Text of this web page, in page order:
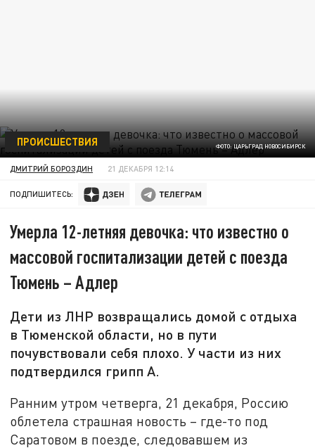
ФОТО: ЦАРЬГРАД НОВОСИБИРСК
ПРОИСШЕСТВИЯ
ДМИТРИЙ БОРОЗДИН 21 ДЕКАБРЯ 12:14
ПОДПИШИТЕСЬ:
Умерла 12-летняя девочка: что известно о
массовой госпитализации детей с поезда
Тюмень – Адлер
Дети из ЛНР возвращались домой с отдыха
в Тюменской области, но в пути
почувствовали себя плохо. У части из них
подтвердился грипп А.
Ранним утром четверга, 21 декабря, Россию
облетела страшная новость – где-то под
Саратовом в поезде, следовавшем из